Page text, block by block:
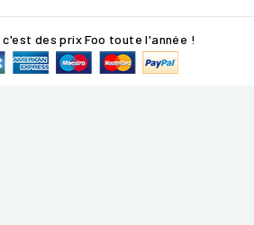
des prix Foo toute l'année !